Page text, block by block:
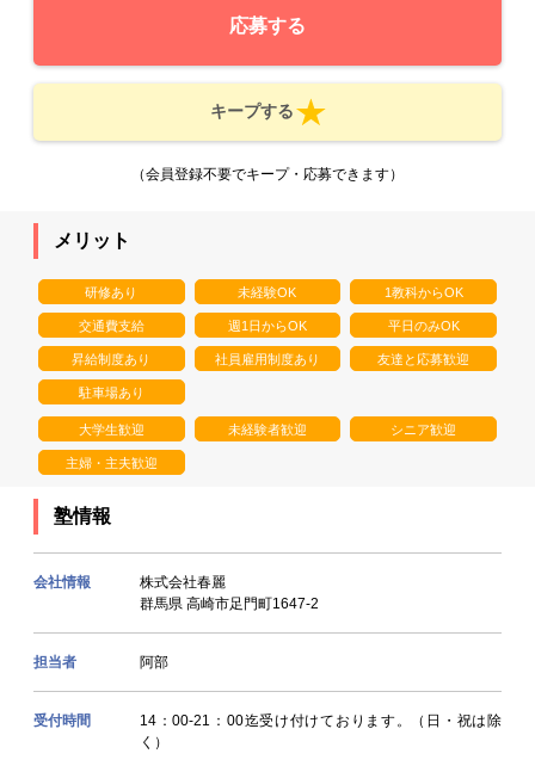
応募する
キープする
（会員登録不要でキープ・応募できます）
メリット
研修あり 未経験OK 1教科からOK
交通費支給 週1日からOK 平日のみOK
昇給制度あり 社員雇用制度あり 友達と応募歓迎
駐車場あり
大学生歓迎 未経験者歓迎 シニア歓迎
主婦・主夫歓迎
塾情報
会社情報
株式会社春麗
群馬県 高崎市足門町1647-2
担当者 阿部
受付時間
14：00-21：00迄受け付けております。（日・祝は除
く）